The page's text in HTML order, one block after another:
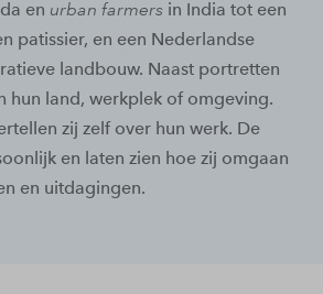
en urban farmers in India tot een
patissier, en een Nederlandse
landbouw. Naast portretten
hun land, werkplek of omgeving.
zij zelf over hun werk. De
en laten zien hoe zij omgaan
en uitdagingen.